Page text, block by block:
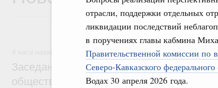
отрасли, поддержки отдельных
ликвидации последствий
в поручениях главы кабмина
Правительственной комиссии по
Северо-Кавказского федерального
Водах 30 апреля 2026 года.
Заседание Президиума Госсовета по
общественного транспорта